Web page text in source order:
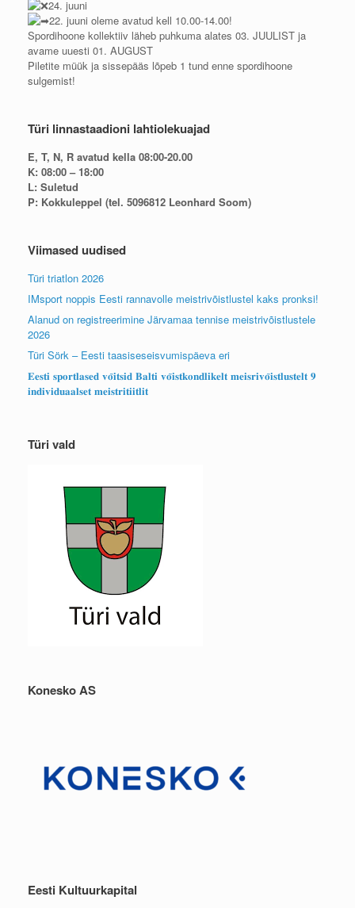
24. juuni
22. juuni oleme avatud kell 10.00-14.00!
Spordihoone kollektiiv läheb puhkuma alates 03. JUULIST ja
avame uuesti 01. AUGUST
Piletite müük ja sissepääs lõpeb 1 tund enne spordihoone
sulgemist!
Türi linnastaadioni lahtiolekuajad
E, T, N, R avatud kella 08:00-20.00
K: 08:00 – 18:00
L: Suletud
P: Kokkuleppel (tel. 5096812 Leonhard Soom)
Viimased uudised
Türi triatlon 2026
IMsport noppis Eesti rannavolle meistrivõistlustel kaks pronksi!
Alanud on registreerimine Järvamaa tennise meistrivõistlustele
2026
Türi Sörk – Eesti taasiseseisvumispäeva eri
𝐄𝐞𝐬𝐭𝐢 𝐬𝐩𝐨𝐫𝐭𝐥𝐚𝐬𝐞𝐝 𝐯𝐨̃𝐢𝐭𝐬𝐢𝐝 𝐁𝐚𝐥𝐭𝐢 𝐯𝐨̃𝐢𝐬𝐭𝐤𝐨𝐧𝐝𝐥𝐢𝐤𝐞𝐥𝐭 𝐦𝐞𝐢𝐬𝐫𝐢𝐯𝐨̃𝐢𝐬𝐭𝐥𝐮𝐬𝐭𝐞𝐥𝐭 𝟗
𝐢𝐧𝐝𝐢𝐯𝐢𝐝𝐮𝐚𝐚𝐥𝐬𝐞𝐭 𝐦𝐞𝐢𝐬𝐭𝐫𝐢𝐭𝐢𝐢𝐭𝐥𝐢𝐭
Türi vald
Konesko AS
Eesti Kultuurkapital